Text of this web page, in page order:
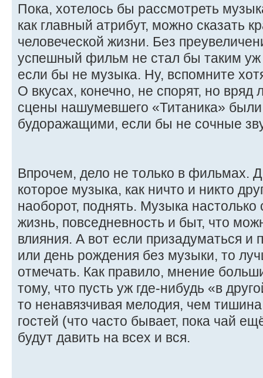
Пока, хотелось бы рассмотреть
как главный атрибут, можно сказать
человеческой жизни. Без
успешный фильм не стал бы таким
если бы не музыка. Ну, вспомните
О вкусах, конечно, не спорят, но
сцены нашумевшего «Титаника»
будоражащими, если бы не сочные
Впрочем, дело не только в фильмах.
которое музыка, как ничто и никто
наоборот, поднять. Музыка
жизнь, повседневность и быт, что
влияния. А вот если призадуматься и
или день рождения без музыки, то
отмечать. Как правило, мнение
тому, что пусть уж где-нибудь «в
то ненавязчивая мелодия, чем
гостей (что часто бывает, пока чай
будут давить на всех и вся.